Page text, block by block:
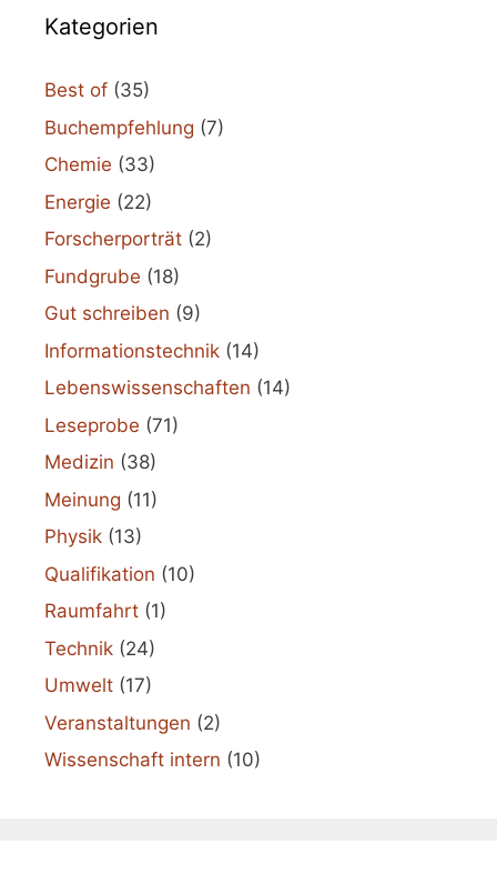
Kategorien
Best of (35)
Buchempfehlung (7)
Chemie (33)
Energie (22)
Forscherporträt (2)
Fundgrube (18)
Gut schreiben (9)
Informationstechnik (14)
Lebenswissenschaften (14)
Leseprobe (71)
Medizin (38)
Meinung (11)
Physik (13)
Qualifikation (10)
Raumfahrt (1)
Technik (24)
Umwelt (17)
Veranstaltungen (2)
Wissenschaft intern (10)